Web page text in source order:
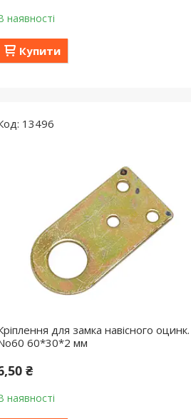
наявності
Купити
13496
для замка навісного оцинк.
60*30*2 мм
₴
наявності